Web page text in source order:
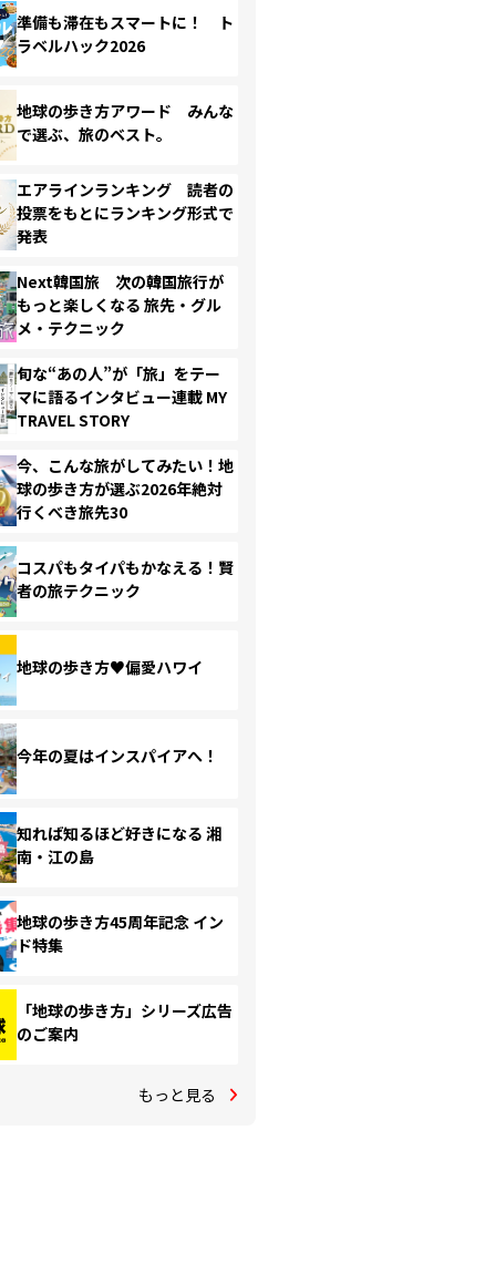
準備も滞在もスマートに！ ト
ラベルハック2026
地球の歩き方アワード みんな
で選ぶ、旅のベスト。
エアラインランキング 読者の
投票をもとにランキング形式で
発表
Next韓国旅 次の韓国旅行が
もっと楽しくなる 旅先・グル
メ・テクニック
旬な“あの人”が「旅」をテー
マに語るインタビュー連載 MY
TRAVEL STORY
今、こんな旅がしてみたい！地
球の歩き方が選ぶ2026年絶対
行くべき旅先30
コスパもタイパもかなえる！賢
者の旅テクニック
地球の歩き方♥偏愛ハワイ
今年の夏はインスパイアへ！
知れば知るほど好きになる 湘
南・江の島
地球の歩き方45周年記念 イン
ド特集
「地球の歩き方」シリーズ広告
のご案内
もっと見る